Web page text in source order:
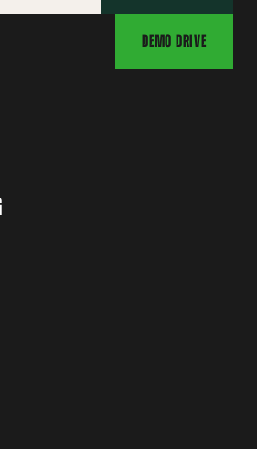
DEMO DRIVE